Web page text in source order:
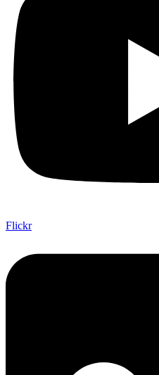
Flickr